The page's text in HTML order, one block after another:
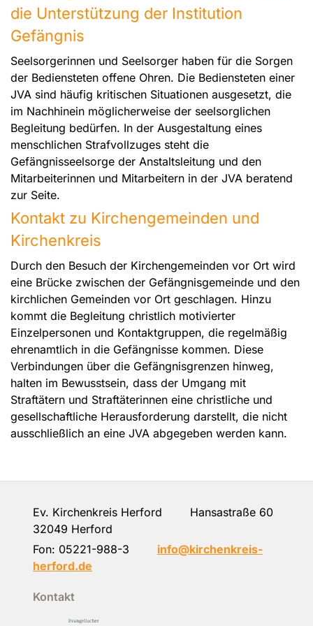
die Unterstützung der Institution
Gefängnis
Seelsorgerinnen und Seelsorger haben für die Sorgen
der Bediensteten offene Ohren. Die Bediensteten einer
JVA sind häufig kritischen Situationen ausgesetzt, die
im Nachhinein möglicherweise der seelsorglichen
Begleitung bedürfen. In der Ausgestaltung eines
menschlichen Strafvollzuges steht die
Gefängnisseelsorge der Anstaltsleitung und den
Mitarbeiterinnen und Mitarbeitern in der JVA beratend
zur Seite.
Kontakt zu Kirchengemeinden und
Kirchenkreis
Durch den Besuch der Kirchengemeinden vor Ort wird
eine Brücke zwischen der Gefängnisgemeinde und den
kirchlichen Gemeinden vor Ort geschlagen. Hinzu
kommt die Begleitung christlich motivierter
Einzelpersonen und Kontaktgruppen, die regelmäßig
ehrenamtlich in die Gefängnisse kommen. Diese
Verbindungen über die Gefängnisgrenzen hinweg,
halten im Bewusstsein, dass der Umgang mit
Straftätern und Straftäterinnen eine christliche und
gesellschaftliche Herausforderung darstellt, die nicht
ausschließlich an eine JVA abgegeben werden kann.
Ev. Kirchenkreis Herford Hansastraße 60
32049 Herford
Fon: 05221-988-3
info@kirchenkreis-
herford.de
Kontakt